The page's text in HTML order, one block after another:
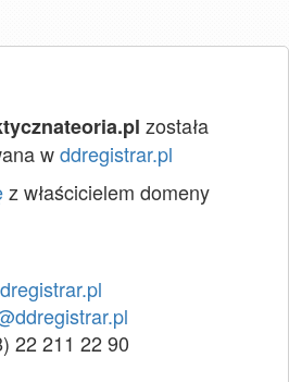
została
wddregistrar.pl
z właścicielem domeny
22 211 22 90